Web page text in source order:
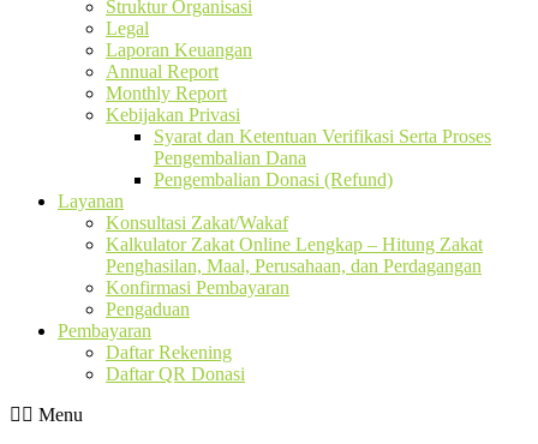
Struktur Organisasi
Legal
Laporan Keuangan
Annual Report
Monthly Report
Kebijakan Privasi
Syarat dan Ketentuan Verifikasi Serta Proses
Pengembalian Dana
Pengembalian Donasi (Refund)
Layanan
Konsultasi Zakat/Wakaf
Kalkulator Zakat Online Lengkap – Hitung Zakat
Penghasilan, Maal, Perusahaan, dan Perdagangan
Konfirmasi Pembayaran
Pengaduan
Pembayaran
Daftar Rekening
Daftar QR Donasi
Menu